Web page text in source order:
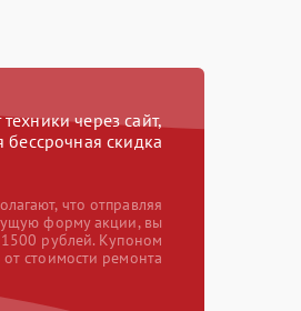
через сайт,
бессрочная скидка
что отправляя
форму акции, вы
рублей. Купоном
стоимости ремонта